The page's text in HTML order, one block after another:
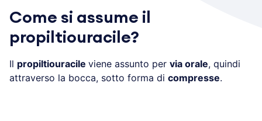
Come si assume il
propiltiouracile?
Il propiltiouracile viene assunto per via orale, quindi
attraverso la bocca, sotto forma di compresse.